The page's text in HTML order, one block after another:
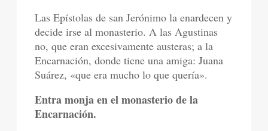
Las Epístolas de san Jerónimo la enardecen y
decide irse al monasterio. A las Agustinas
no, que eran excesivamente austeras; a la
Encarnación, donde tiene una amiga: Juana
Suárez, «que era mucho lo que quería».
Entra monja en el monasterio de la
Encarnación.